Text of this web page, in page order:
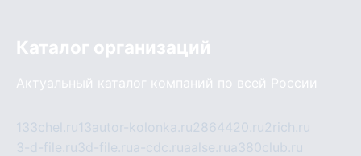
Каталог организаций
Актуальный каталог компаний по всей России
133chel.ru13autor-kolonka.ru2864420.ru2rich.ru
3-d-file.ru3d-file.rua-cdc.ruaalse.rua380club.ru